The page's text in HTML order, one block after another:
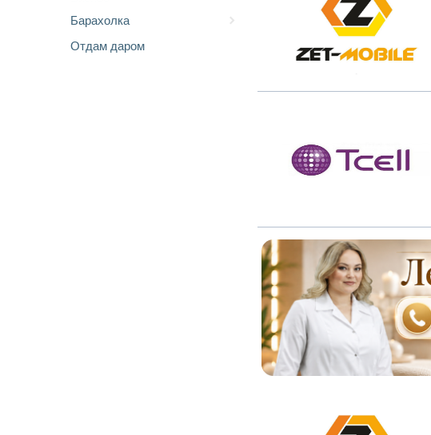
Барахолка
Отдам даром